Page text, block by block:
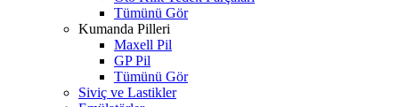
Tümünü Gör
Kumanda Pilleri
Maxell Pil
GP Pil
Tümünü Gör
Siviç ve Lastikler